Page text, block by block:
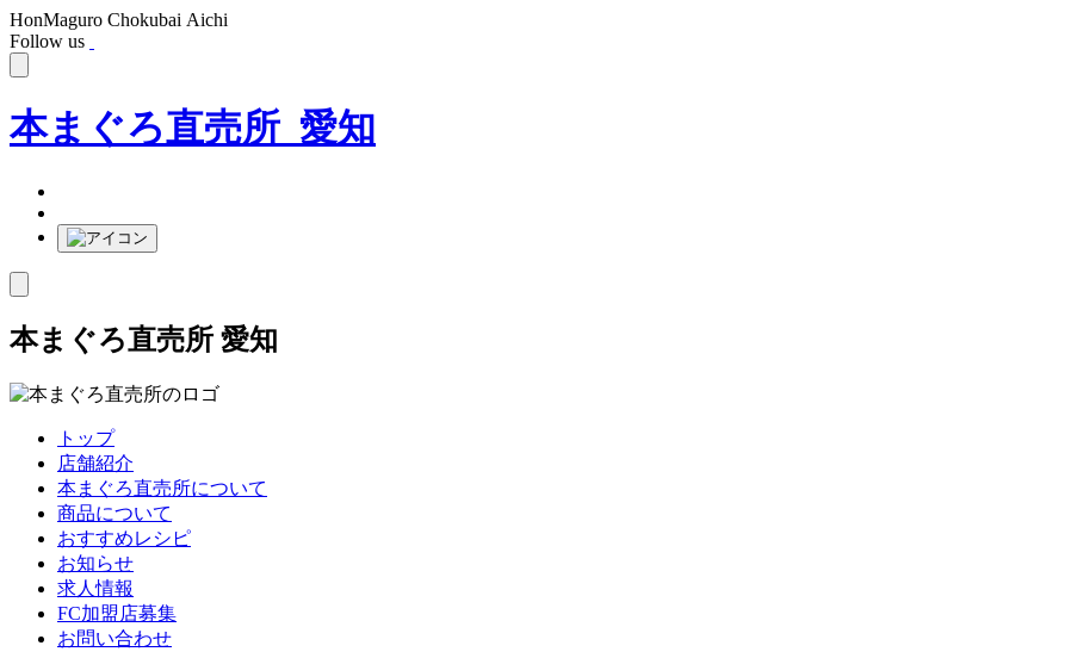
HonMaguro Chokubai Aichi
Follow us
本まぐろ直売所 愛知
本まぐろ直売所 愛知
トップ
店舗紹介
本まぐろ直売所について
商品について
おすすめレシピ
お知らせ
求人情報
FC加盟店募集
お問い合わせ